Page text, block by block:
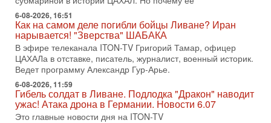
молчат Трамп и Нетаньяху?
Недавний визит премьер-министра Израиля Биньямина
Нетаньяху в США и его встреча с Дональдом Трампом
оставили больше вопросов, чем ответов. Полная
31-07-2026, 15:18
Иран готовит покушение на Нетаниягу! Трамп не
хочет эскалации, но КСИР готовит взрыв!
В эфире телеканала ITON-TV СЕРГЕЙ МИГДАЛЬ, эксперт
по вопросам безопасности, офицер запаса
Международного управления полиции Израиля, автор
6-08-2026, 16:51
Как на самом деле погибли бойцы Ливане? Иран
нарывается! "Зверства" ШАБАКА
В эфире телеканала ITON-TV Григорий Тамар, офицер
ЦАХАЛа в отставке, писатель, журналист, военный историк.
Ведет программу Александр Гур-Арье.
6-08-2026, 11:59
Гибель солдат в Ливане. Подлодка "Дракон" наводит
ужас! Атака дрона в Германии. Новости 6.07
Это главные новости дня на ITON-TV